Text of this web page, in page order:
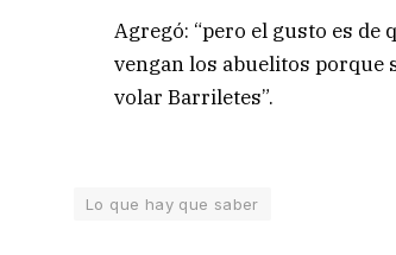
Agregó: “pero el gusto es
vengan los abuelitos porque
volar Barriletes”.
Lo que hay que saber